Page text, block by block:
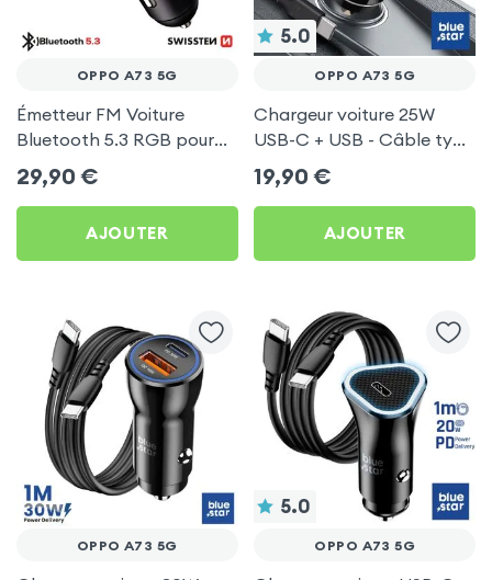
OPPO A73 5G
Émetteur FM Voiture
Bluetooth 5.3 RGB pour
Oppo A73 5G
29,90 €
AJOUTER
5.0
OPPO A73 5G
Chargeur voiture 25W
USB-C + USB - Câble type
C 60W Blue Star pour
Oppo A73 5G
19,90 €
AJOUTER
OPPO A73 5G
5.0
OPPO A73 5G